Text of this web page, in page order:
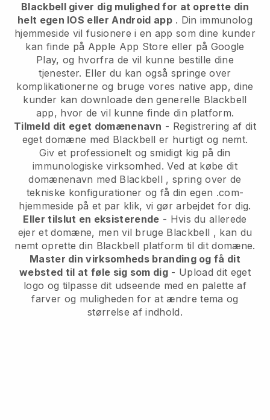
Blackbell giver dig mulighed for at oprette din
helt egen IOS eller Android app. Din immunolog
hjemmeside vil fusionere i en app som dine kunder
kan finde på Apple App Store eller på Google
Play, og hvorfra de vil kunne bestille dine
tjenester. Eller du kan også springe over
komplikationerne og bruge vores native app, dine
kunder kan downloade den generelle Blackbell
app, hvor de vil kunne finde din platform.
Tilmeld dit eget domænenavn - Registrering af dit
eget domæne med Blackbell er hurtigt og nemt.
Giv et professionelt og smidigt kig på din
immunologiske virksomhed. Ved at købe dit
domænenavn med Blackbell , spring over de
tekniske konfigurationer og få din egen .com-
hjemmeside på et par klik, vi gør arbejdet for dig.
Eller tilslut en eksisterende - Hvis du allerede
ejer et domæne, men vil bruge Blackbell , kan du
nemt oprette din Blackbell platform til dit domæne.
Master din virksomheds branding og få dit
websted til at føle sig som dig - Upload dit eget
logo og tilpasse dit udseende med en palette af
farver og muligheden for at ændre tema og
størrelse af indhold.